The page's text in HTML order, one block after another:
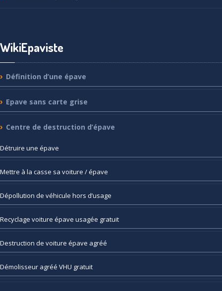
WikiEpaviste
Définition d’une épave
Epave sans carte grise
Centre de destruction d’épave
Détruire une épave
Mettre à la casse sa voiture / épave
Dépollution de véhicule hors d’usage
Recyclage voiture épave usagée gratuit
Destruction de voiture épave agréé
Démolisseur agréé VHU gratuit